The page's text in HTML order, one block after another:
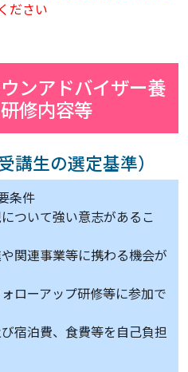
ださい
ンアドバイザー養
修内容等
生の選定基準）
条件
ついて強い意志があるこ
関連事業等に携わる機会が
ローアップ研修等に参加で
宿泊費、食費等を自己負担